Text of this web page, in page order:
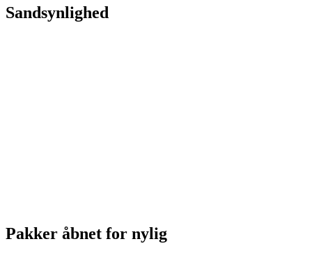
Sandsynlighed
Pakker åbnet for nylig